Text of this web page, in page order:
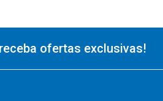
ofertas exclusivas!